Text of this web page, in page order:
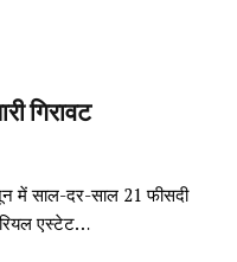
गिरावट
में साल-दर-साल 21 फीसदी
एस्टेट…